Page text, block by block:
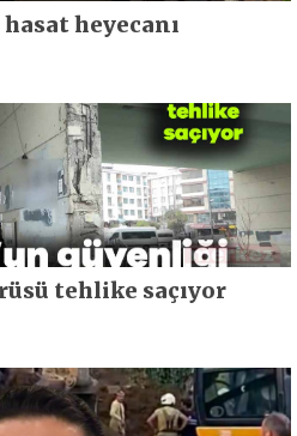
hasat heyecanı
tehlike saçıyor